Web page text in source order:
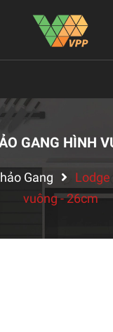
GANG HÌNH
Gang
Lodge
vuông - 26cm